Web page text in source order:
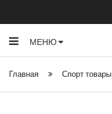
МЕНЮ
Главная Спорт товары